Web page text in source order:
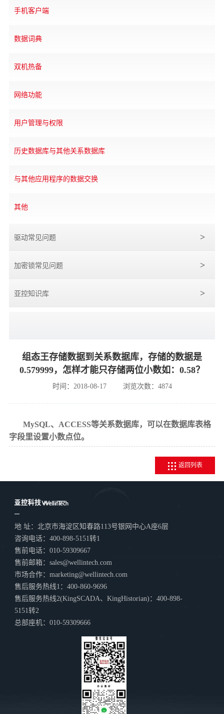
手机客户端
数据词典
双机热备
网络功能
用户管理与权限
历史数据库与其他关系数据库
与其他应用程序的数据交换
其他
驱动常见问题
加密锁常见问题
亚控知识库
组态王存储数据到关系数据库，存储的数据是
0.579999，怎样才能只存储两位小数如：0.58？
时间：2018-08-17 浏览次数：4874
MySQL、ACCESS等关系数据库，可以在数据库表格
字段里设置小数点位。
返回列表
地 址：北京市海淀区知春路113号银网中心A座6层
咨询电话：400-898-5151转1
售前电话：010-59309667
售前邮箱：sales@wellintech.com
市场合作：marketing@wellintech.com
售后服务热线1：400-860-9696
售后服务热线2(KingSCADA、KingHistorian)：400-898-
5151转2
总部座机：010-59309666